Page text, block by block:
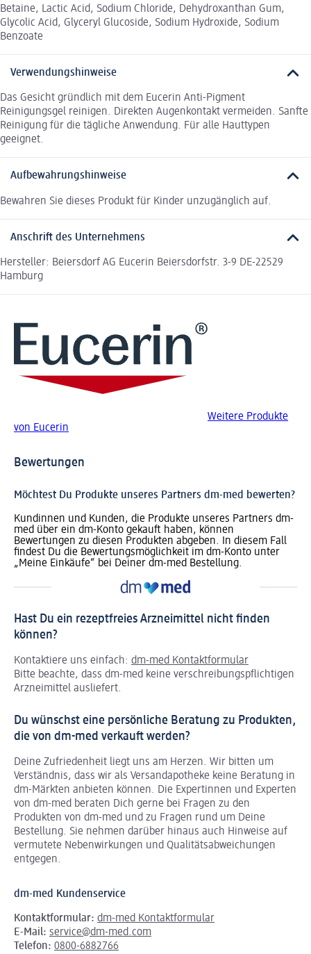
Betaine, Lactic Acid, Sodium Chloride, Dehydroxanthan Gum,
Glycolic Acid, Glyceryl Glucoside, Sodium Hydroxide, Sodium
Benzoate
Verwendungshinweise
Das Gesicht gründlich mit dem Eucerin Anti-Pigment
Reinigungsgel reinigen. Direkten Augenkontakt vermeiden. Sanfte
Reinigung für die tägliche Anwendung. Für alle Hauttypen
geeignet.
Aufbewahrungshinweise
Bewahren Sie dieses Produkt für Kinder unzugänglich auf.
Anschrift des Unternehmens
Hersteller: Beiersdorf AG Eucerin Beiersdorfstr. 3-9 DE-22529
Hamburg
Weitere Produkte
von Eucerin
Bewertungen
Möchtest Du Produkte unseres Partners dm-med bewerten?
Kundinnen und Kunden, die Produkte unseres Partners dm-
med über ein dm-Konto gekauft haben, können
Bewertungen zu diesen Produkten abgeben. In diesem Fall
findest Du die Bewertungsmöglichkeit im dm-Konto unter
„Meine Einkäufe“ bei Deiner dm-med Bestellung.
Hast Du ein rezeptfreies Arzneimittel nicht finden
können?
Kontaktiere uns einfach: dm-med Kontaktformular
Bitte beachte, dass dm-med keine verschreibungspflichtigen
Arzneimittel ausliefert.
Du wünschst eine persönliche Beratung zu Produkten,
die von dm-med verkauft werden?
Deine Zufriedenheit liegt uns am Herzen. Wir bitten um
Verständnis, dass wir als Versandapotheke keine Beratung in
dm-Märkten anbieten können. Die Expertinnen und Experten
von dm-med beraten Dich gerne bei Fragen zu den
Produkten von dm-med und zu Fragen rund um Deine
Bestellung. Sie nehmen darüber hinaus auch Hinweise auf
vermutete Nebenwirkungen und Qualitätsabweichungen
entgegen.
dm-med Kundenservice
Kontaktformular: dm-med Kontaktformular
E-Mail: service@dm-med.com
Telefon: 0800-6882766